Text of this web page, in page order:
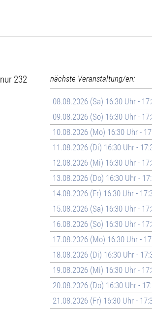
232
nächste Veranstaltung/en:
08.08.2026 (Sa) 16:30 Uhr -
09.08.2026 (So) 16:30 Uhr -
10.08.2026 (Mo) 16:30 Uhr -
11.08.2026 (Di) 16:30 Uhr -
12.08.2026 (Mi) 16:30 Uhr -
13.08.2026 (Do) 16:30 Uhr -
14.08.2026 (Fr) 16:30 Uhr -
15.08.2026 (Sa) 16:30 Uhr -
16.08.2026 (So) 16:30 Uhr -
17.08.2026 (Mo) 16:30 Uhr -
18.08.2026 (Di) 16:30 Uhr -
19.08.2026 (Mi) 16:30 Uhr -
20.08.2026 (Do) 16:30 Uhr -
21.08.2026 (Fr) 16:30 Uhr -